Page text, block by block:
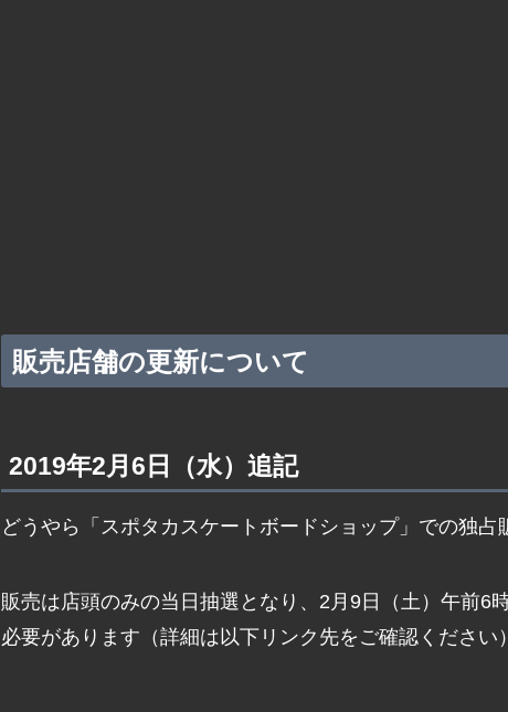
販売店舗の更新について
2019年2月6日（水）追記
どうやら「スポタカスケートボードショップ」での独占
販売は店頭のみの当日抽選となり、2月9日（土）午前6
必要があります（詳細は以下リンク先をご確認ください